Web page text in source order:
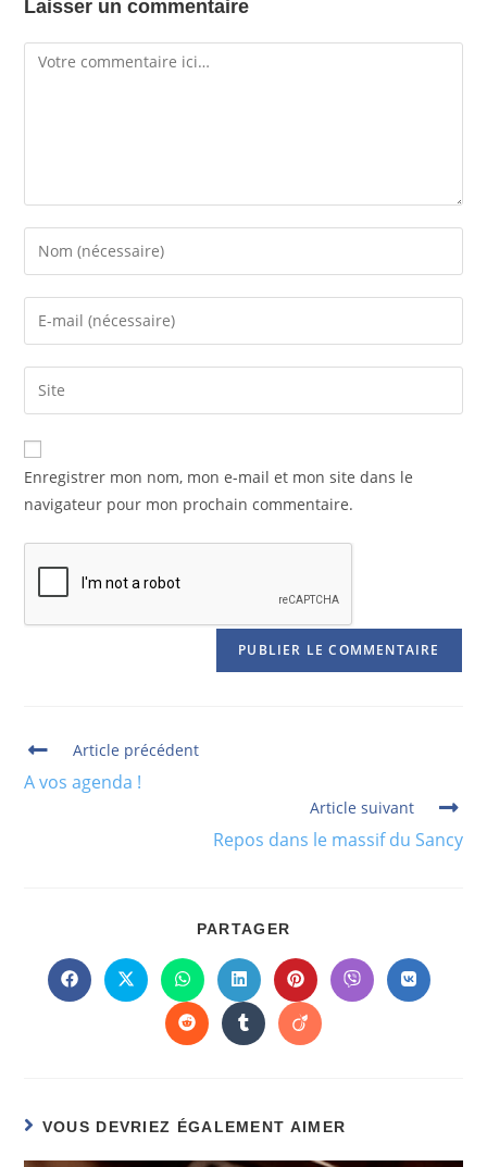
Laisser un commentaire
Enregistrer mon nom, mon e-mail et mon site dans le
navigateur pour mon prochain commentaire.
Article précédent
A vos agenda !
Article suivant
Repos dans le massif du Sancy
PARTAGER
VOUS DEVRIEZ ÉGALEMENT AIMER